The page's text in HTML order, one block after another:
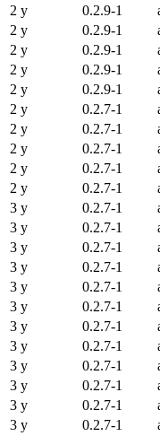
2 y
0.2.9-1
2 y
0.2.9-1
2 y
0.2.9-1
2 y
0.2.9-1
2 y
0.2.9-1
2 y
0.2.7-1
2 y
0.2.7-1
2 y
0.2.7-1
2 y
0.2.7-1
2 y
0.2.7-1
3 y
0.2.7-1
3 y
0.2.7-1
3 y
0.2.7-1
3 y
0.2.7-1
3 y
0.2.7-1
3 y
0.2.7-1
3 y
0.2.7-1
3 y
0.2.7-1
3 y
0.2.7-1
3 y
0.2.7-1
3 y
0.2.7-1
3 y
0.2.7-1